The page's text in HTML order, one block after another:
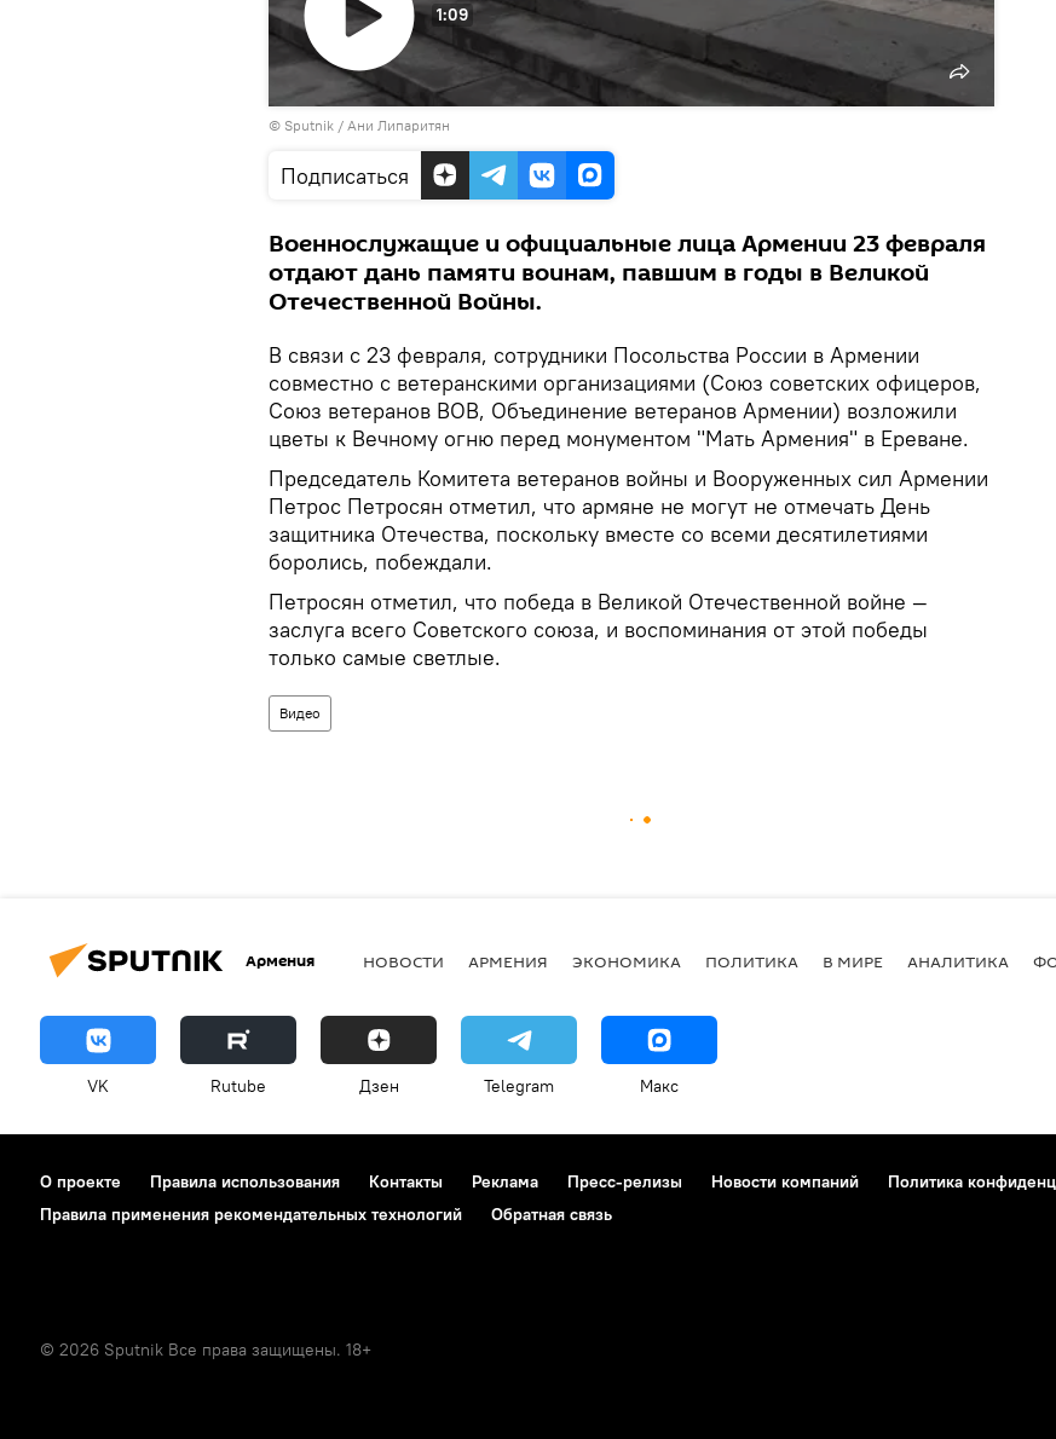
Воспроизвести
видео
1:09
© Sputnik / Ани Липаритян
Подписаться
Военнослужащие и официальные лица Армении 23 февраля
отдают дань памяти воинам, павшим в годы в Великой
Отечественной Войны.
В связи с 23 февраля, сотрудники Посольства России в Армении
совместно с ветеранскими организациями (Союз советских офицеров,
Союз ветеранов ВОВ, Объединение ветеранов Армении) возложили
цветы к Вечному огню перед монументом "Мать Армения" в Ереване.
Председатель Комитета ветеранов войны и Вооруженных сил Армении
Петрос Петросян отметил, что армяне не могут не отмечать День
защитника Отечества, поскольку вместе со всеми десятилетиями
боролись, побеждали.
Петросян отметил, что победа в Великой Отечественной войне —
заслуга всего Советского союза, и воспоминания от этой победы
только самые светлые.
Видео
Армения НОВОСТИ АРМЕНИЯ ЭКОНОМИКА ПОЛИТИКА В МИРЕ АНАЛИТИКА
VK Rutube Дзен Telegram Макс
О проекте Правила использования Контакты Реклама Пресс-релизы Новости компаний Политика
Правила применения рекомендательных технологий
Обратная связь
© 2026 Sputnik Все права защищены. 18+